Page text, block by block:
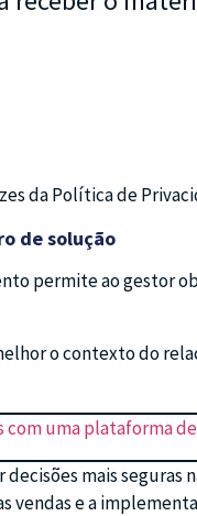
da Política de
de solução
permite ao gestor
o contexto do
uma plataforma de
mais seguras
e a